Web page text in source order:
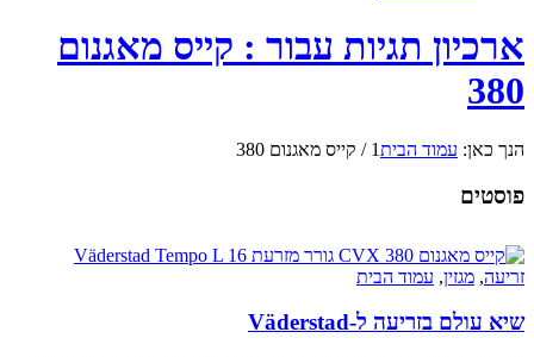
ארכיון תגיות עבור : קייס מאגנום
380
הנך כאן: עמוד הבית1
/ קייס מאגנום 380
פוסטים
זריעה, מגזין, עמוד הבית
שיא עולם בזריעה ל-Väderstad